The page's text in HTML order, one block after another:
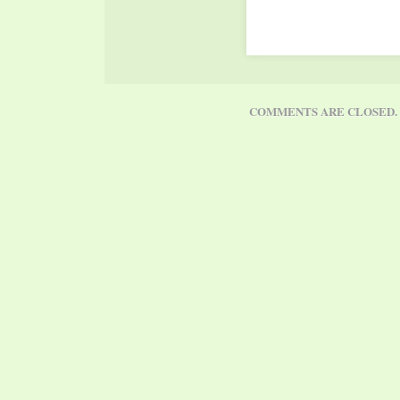
COMMENTS ARE CLOSED.